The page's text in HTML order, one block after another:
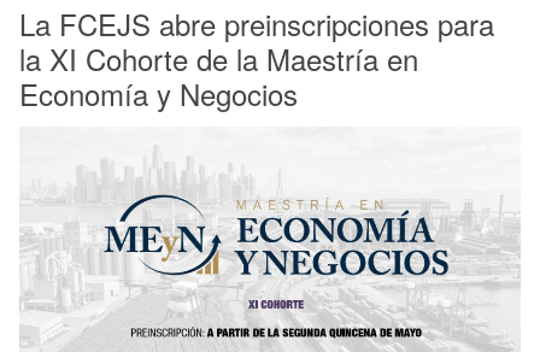
La FCEJS abre preinscripciones para
la XI Cohorte de la Maestría en
Economía y Negocios